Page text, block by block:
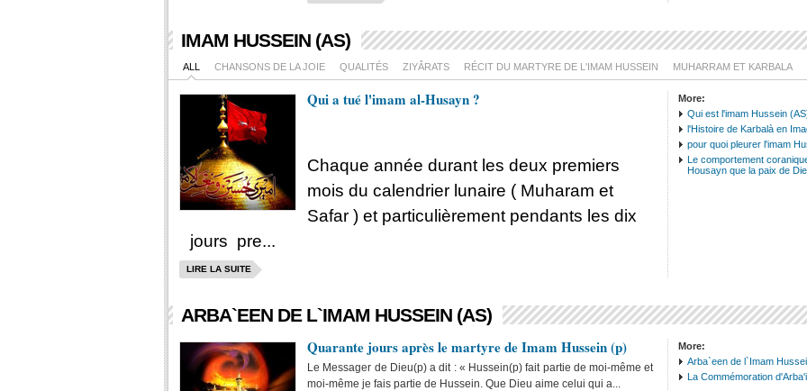
IMAM HUSSEIN (AS)
ALL CHANSONS DE LA JOIE QUALITÉS ZIYÂRATS RÉCIT DU MARTYRE DE L'IMAM HUSSEIN MUHARRAM ET KARBALA
Qui a tué l'imam al-Husayn ?
Chaque année durant les deux premiers
mois du calendrier lunaire ( Muharam et
Safar ) et particulièrement pendants les dix
jours pre...
LIRE LA SUITE
More:
Qui est l'imam Hussein
l'Histoire de Karbalà en
pour quoi pleurer l'imam
Le comportement
Housayn que la paix de
ARBA`EEN DE L`IMAM HUSSEIN (AS)
Quarante jours après le martyre de Imam Hussein (p)
Le Messager de Dieu(p) a dit : « Hussein(p) fait partie de moi-même et
moi-même je fais partie de Hussein. Que Dieu aime celui qui a...
More:
Arba`een de l`Imam
La Commémoration